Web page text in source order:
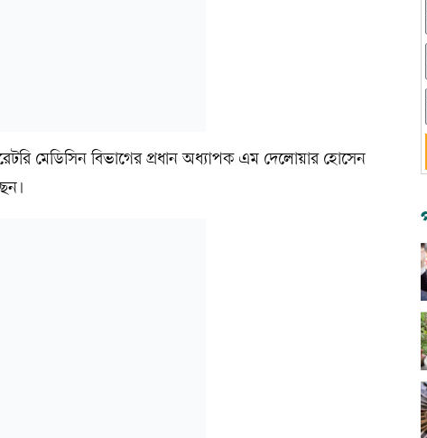
মেডিসিন বিভাগের প্রধান অধ্যাপক এম দেলোয়ার হোসেন